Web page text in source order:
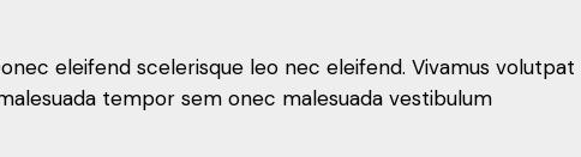
eleifend scelerisque leo nec eleifend. Vivamus volutpat
eleifend scelerisque leo nec eleifend. Vivamus volutpat
tempor sem onec malesuada vestibulum